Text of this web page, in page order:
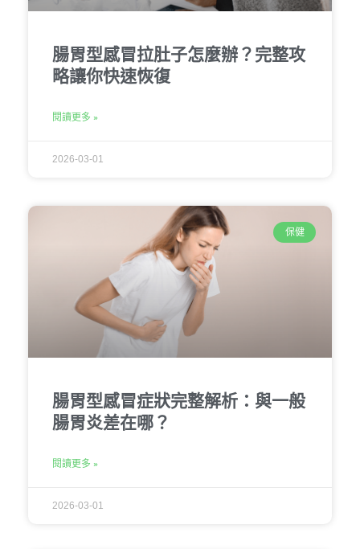
腸胃型感冒拉肚子怎麼辦？完整攻
略讓你快速恢復
閱讀更多 »
2026-03-01
保健
腸胃型感冒症狀完整解析：與一般
腸胃炎差在哪？
閱讀更多 »
2026-03-01